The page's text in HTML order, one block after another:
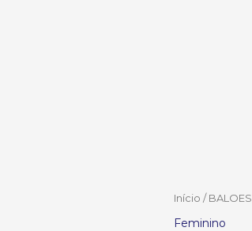
Início / BALOES
Feminino